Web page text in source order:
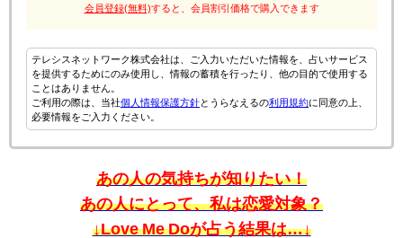
会員登録(無料)すると、会員割引価格で購入できます
テレシスネットワーク株式会社は、ご入力いただいた情報を、占いサービス
を提供するためにのみ使用し、情報の蓄積を行ったり、他の目的で使用する
ことはありません。
ご利用の際は、当社個人情報保護方針とうらなえるの利用規約に同意の上、
必要情報をご入力ください。
あの人の気持ちが知りたい！
あの人にとって、私は恋愛対象？
↓Love Me Doが占う結果は…↓